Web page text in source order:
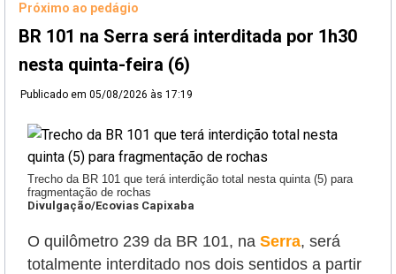
Próximo ao pedágio
BR 101 na Serra será interditada por 1h30
nesta quinta-feira (6)
Publicado em 05/08/2026 às 17:19
Trecho da BR 101 que terá interdição total nesta quinta (5) para
fragmentação de rochas
Divulgação/Ecovias Capixaba
O quilômetro 239 da BR 101, na Serra, será
totalmente interditado nos dois sentidos a partir